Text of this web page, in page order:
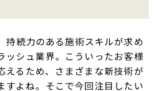
持続力のある施術スキルが求め
ッシュ業界。こういったお客様
えるため、さまざまな新技術が
すよね。そこで今回注目したい